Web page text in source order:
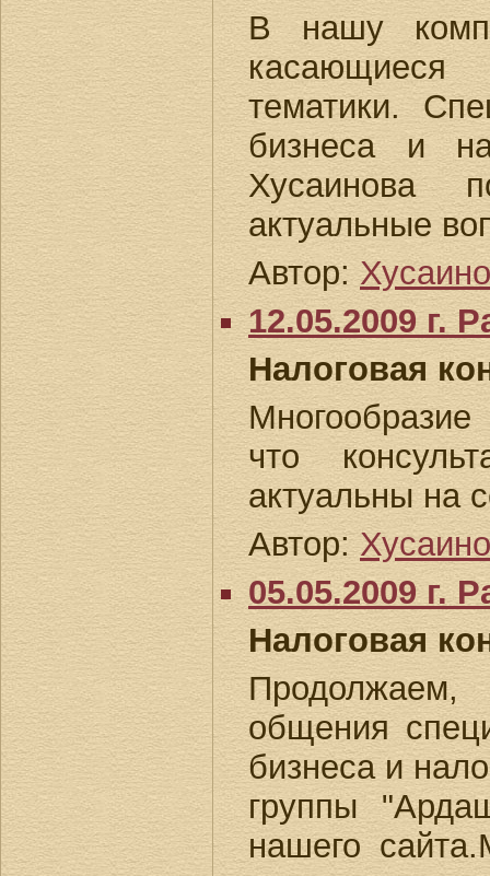
В нашу
тематики.
бизнеса и
Хусаинова
актуальные
Автор:
12.05.2009 г.
Налоговая
что
актуальны на
Автор:
05.05.2009 г.
Налоговая
общения
бизнеса и
группы
нашего